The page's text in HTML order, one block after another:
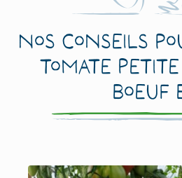
Nos conseils
Tomate
Boeuf